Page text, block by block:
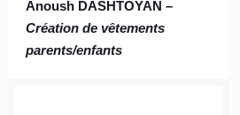
Anoush DASHTOYAN –
Création de vêtements
parents/enfants